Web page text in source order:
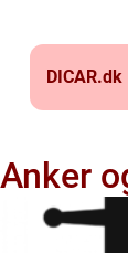
DICAR.dk
Anker